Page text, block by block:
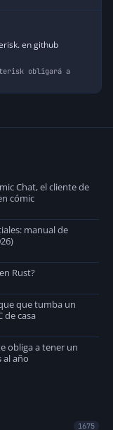
en github
obligará a
Chat, el cliente de
cómic
manual de
Rust?
que tumba un
de casa
obliga a tener un
al año
1675